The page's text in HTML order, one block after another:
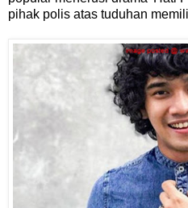
pihak polis atas tuduhan